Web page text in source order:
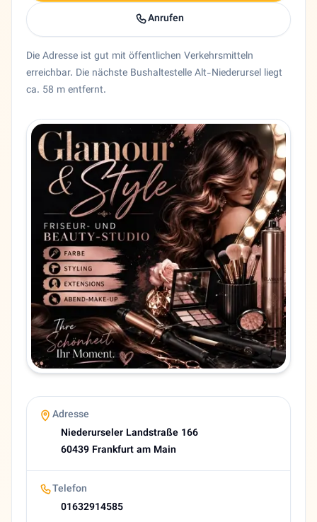
Anrufen
Die Adresse ist gut mit öffentlichen Verkehrsmitteln
erreichbar. Die nächste Bushaltestelle Alt-Niederursel liegt
ca. 58 m entfernt.
Friseur Bahar in Frankfurt am Main, Hessen. Bahar
Bundesland
Hessen
Frankfurt am Main
Adresse
Niederurseler Landstraße 166
PLZ
60439
Telefon
01632914585
Sprachen
Deutsch, Persisch
Bewertung
4,0 (27 Google reviews)
Heutige Öffnungszeiten
09:00–19:00
About Bahar
Bahar Beauty Studio Frankfurt | Ihr Ort für Luxus,
Adresse
Niederurseler Landstraße 166
60439 Frankfurt am Main
Telefon
01632914585